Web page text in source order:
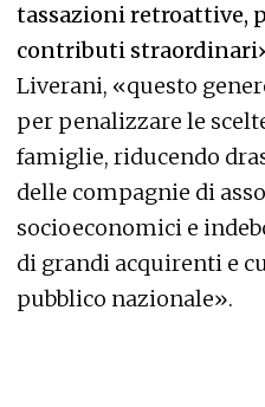
tassazioni retroattive,
contributi
Liverani, «questo
per penalizzare le
famiglie, riducendo
delle compagnie di
socioeconomici e
di grandi acquirenti e
pubblico nazionale».